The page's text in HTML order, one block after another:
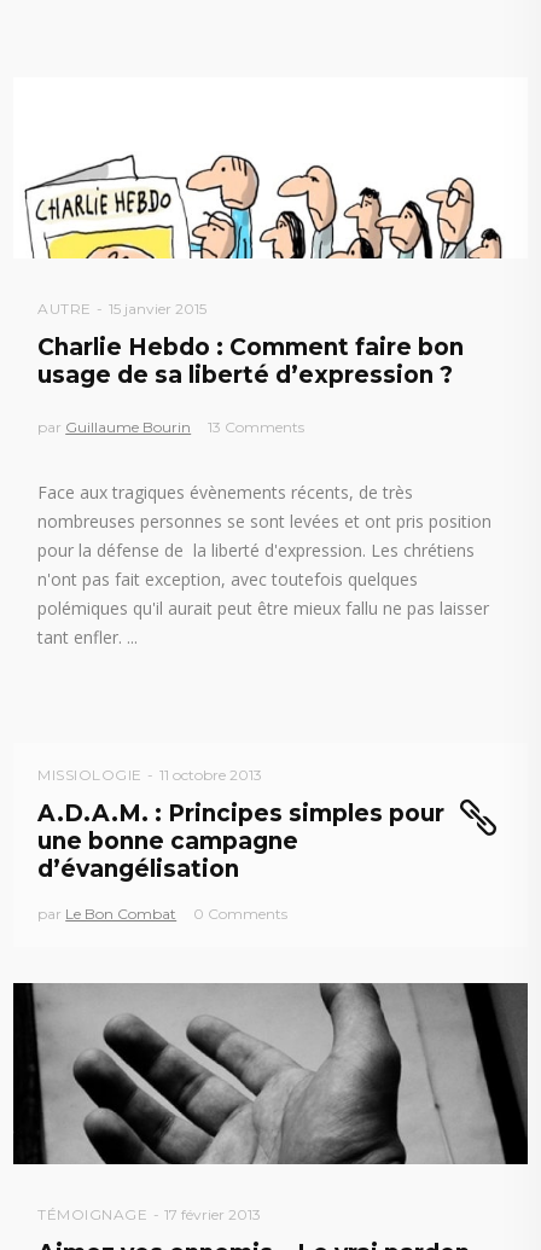
AUTRE 15 janvier 2015
Charlie Hebdo : Comment faire bon
usage de sa liberté d’expression ?
par Guillaume Bourin 13 Comments
Face aux tragiques évènements récents, de très
nombreuses personnes se sont levées et ont pris position
pour la défense de la liberté d'expression. Les chrétiens
n'ont pas fait exception, avec toutefois quelques
polémiques qu'il aurait peut être mieux fallu ne pas laisser
tant enfler.
MISSIOLOGIE 11 octobre 2013
A.D.A.M. : Principes simples pour
une bonne campagne
d’évangélisation
par Le Bon Combat 0 Comments
TÉMOIGNAGE 17 février 2013